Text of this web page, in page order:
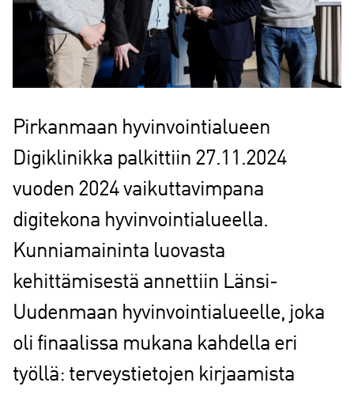
Pirkanmaan hyvinvointialueen
Digiklinikka palkittiin 27.11.2024
vuoden 2024 vaikuttavimpana
digitekona hyvinvointialueella.
Kunniamaininta luovasta
kehittämisestä annettiin Länsi-
Uudenmaan hyvinvointialueelle, joka
oli finaalissa mukana kahdella eri
työllä: terveystietojen kirjaamista